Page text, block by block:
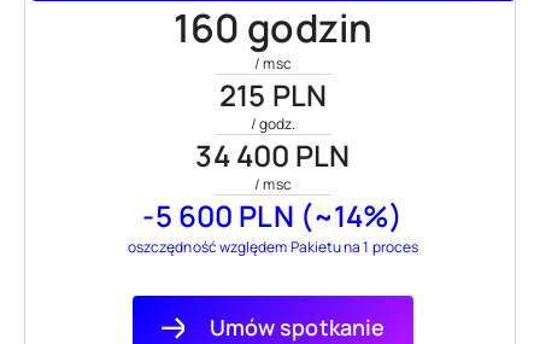
160 godzin
/ msc
215 PLN
/ godz.
34 400 PLN
/ msc
-5 600 PLN (~14%)
oszczędność względem Pakietu na 1 proces
Umów spotkanie